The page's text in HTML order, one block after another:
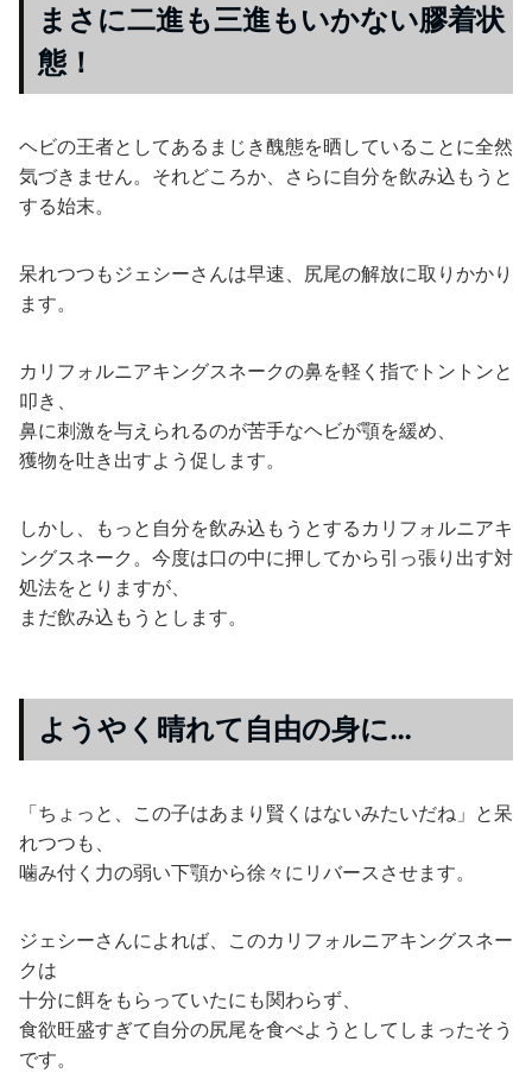
まさに二進も三進もいかない膠着状
態！
ヘビの王者としてあるまじき醜態を晒していることに全然
気づきません。それどころか、さらに自分を飲み込もうと
する始末。
呆れつつもジェシーさんは早速、尻尾の解放に取りかかり
ます。
カリフォルニアキングスネークの鼻を軽く指でトントンと
叩き、
鼻に刺激を与えられるのが苦手なヘビが顎を緩め、
獲物を吐き出すよう促します。
しかし、もっと自分を飲み込もうとするカリフォルニアキ
ングスネーク。今度は口の中に押してから引っ張り出す対
処法をとりますが、
まだ飲み込もうとします。
ようやく晴れて自由の身に…
「ちょっと、この子はあまり賢くはないみたいだね」と呆
れつつも、
噛み付く力の弱い下顎から徐々にリバースさせます。
ジェシーさんによれば、このカリフォルニアキングスネー
クは
十分に餌をもらっていたにも関わらず、
食欲旺盛すぎて自分の尻尾を食べようとしてしまったそう
です。